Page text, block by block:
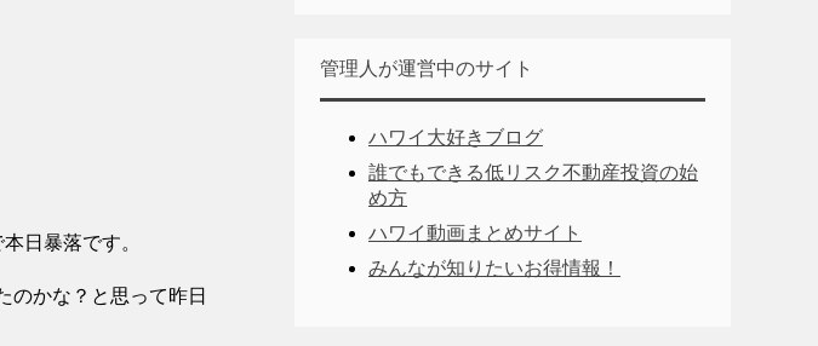
日暴落です。
のかな？と思って昨日
管理人が運営中のサイト
ハワイ大好きブログ
誰でもできる低リスク不動産投資の始
め方
ハワイ動画まとめサイト
みんなが知りたいお得情報！